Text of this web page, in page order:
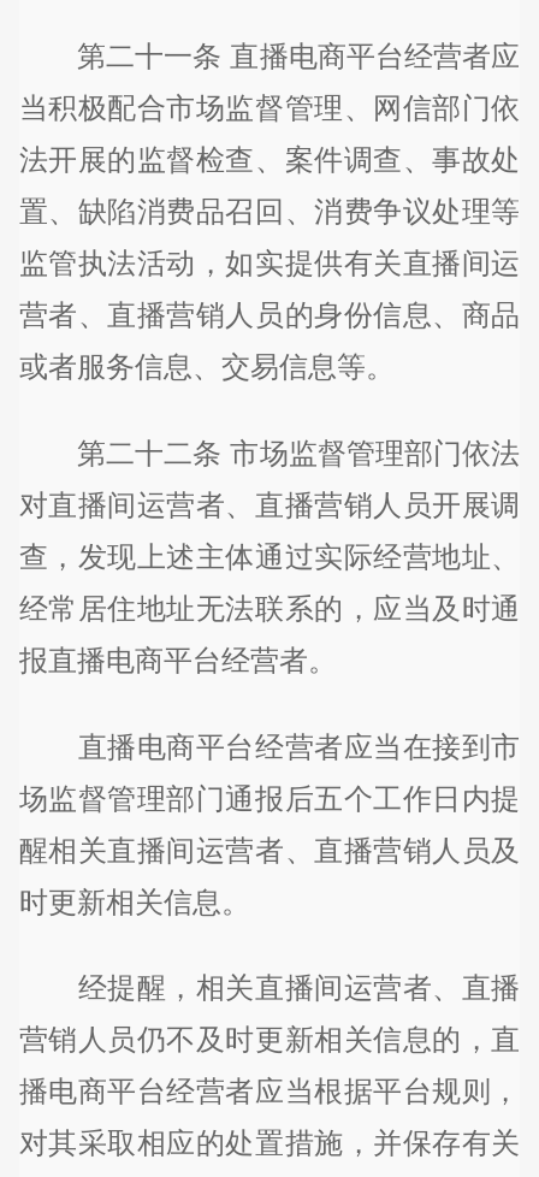
第二十一条 直播电商平台经营者应
当积极配合市场监督管理、网信部门依
法开展的监督检查、案件调查、事故处
置、缺陷消费品召回、消费争议处理等
监管执法活动，如实提供有关直播间运
营者、直播营销人员的身份信息、商品
或者服务信息、交易信息等。
第二十二条 市场监督管理部门依法
对直播间运营者、直播营销人员开展调
查，发现上述主体通过实际经营地址、
经常居住地址无法联系的，应当及时通
报直播电商平台经营者。
直播电商平台经营者应当在接到市
场监督管理部门通报后五个工作日内提
醒相关直播间运营者、直播营销人员及
时更新相关信息。
经提醒，相关直播间运营者、直播
营销人员仍不及时更新相关信息的，直
播电商平台经营者应当根据平台规则，
对其采取相应的处置措施，并保存有关